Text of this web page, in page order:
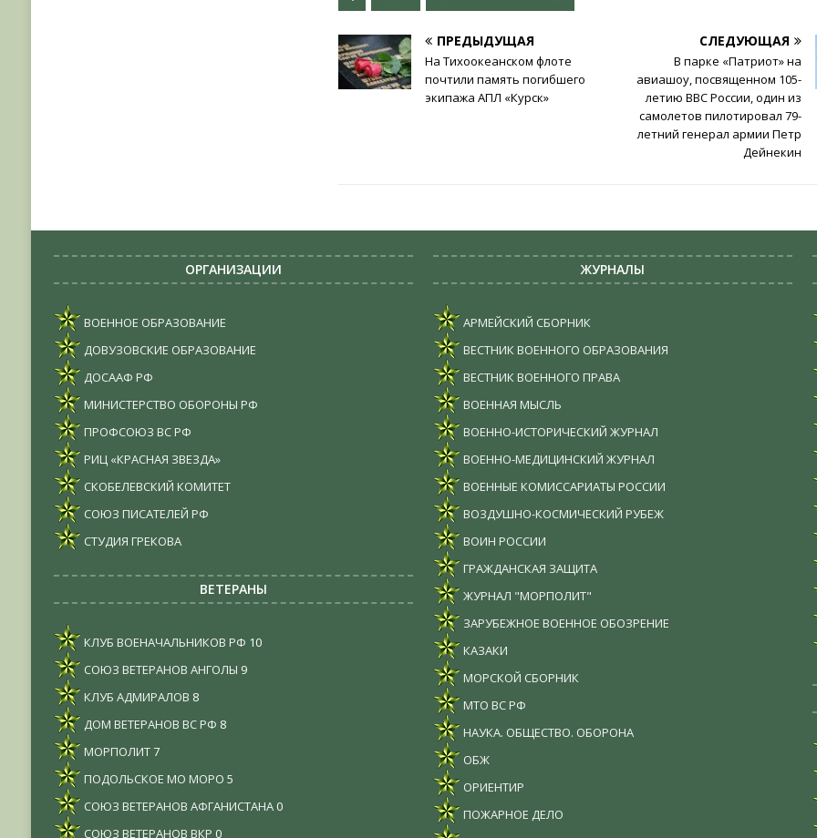
ПРЕДЫДУЩАЯ
На Тихоокеанском флоте
почтили память погибшего
экипажа АПЛ «Курск»
СЛЕДУЮЩАЯ
В парке «Патриот» на
авиашоу, посвященном 105-
летию ВВС России, один из
самолетов пилотировал 79-
летний генерал армии Петр
Дейнекин
ОРГАНИЗАЦИИ
ВОЕННОЕ ОБРАЗОВАНИЕ
ДОВУЗОВСКИЕ ОБРАЗОВАНИЕ
ДОСААФ РФ
МИНИСТЕРСТВО ОБОРОНЫ РФ
ПРОФСОЮЗ ВС РФ
РИЦ «КРАСНАЯ ЗВЕЗДА»
СКОБЕЛЕВСКИЙ КОМИТЕТ
СОЮЗ ПИСАТЕЛЕЙ РФ
СТУДИЯ ГРЕКОВА
ВЕТЕРАНЫ
КЛУБ ВОЕНАЧАЛЬНИКОВ РФ 10
СОЮЗ ВЕТЕРАНОВ АНГОЛЫ 9
КЛУБ АДМИРАЛОВ 8
ДОМ ВЕТЕРАНОВ ВС РФ 8
МОРПОЛИТ7
ПОДОЛЬСКОЕ МО МОРО 5
СОЮЗ ВЕТЕРАНОВ АФГАНИСТАНА0
СОЮЗ ВЕТЕРАНОВ ВКР 0
ЖУРНАЛЫ
АРМЕЙСКИЙ СБОРНИК
ВЕСТНИК ВОЕННОГО ОБРАЗОВАНИЯ
ВЕСТНИК ВОЕННОГО ПРАВА
ВОЕННАЯ МЫСЛЬ
ВОЕННО-ИСТОРИЧЕСКИЙ ЖУРНАЛ
ВОЕННО-МЕДИЦИНСКИЙ ЖУРНАЛ
ВОЕННЫЕ КОМИССАРИАТЫ РОССИИ
ВОЗДУШНО-КОСМИЧЕСКИЙ РУБЕЖ
ВОИН РОССИИ
ГРАЖДАНСКАЯ ЗАЩИТА
ЖУРНАЛ "МОРПОЛИТ"
ЗАРУБЕЖНОЕ ВОЕННОЕ ОБОЗРЕНИЕ
КАЗАКИ
МОРСКОЙ СБОРНИК
МТО ВС РФ
НАУКА. ОБЩЕСТВО. ОБОРОНА
ОБЖ
ОРИЕНТИР
ПОЖАРНОЕ ДЕЛО